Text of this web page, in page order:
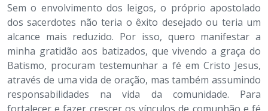
Sem o envolvimento dos leigos, o próprio apostolado
dos sacerdotes não teria o êxito desejado ou teria um
alcance mais reduzido. Por isso, quero manifestar a
minha gratidão aos batizados, que vivendo a graça do
Batismo, procuram testemunhar a fé em Cristo Jesus,
através de uma vida de oração, mas também assumindo
responsabilidades na vida da comunidade. Para
fortalecer e fazer crescer os vínculos de comunhão e fé